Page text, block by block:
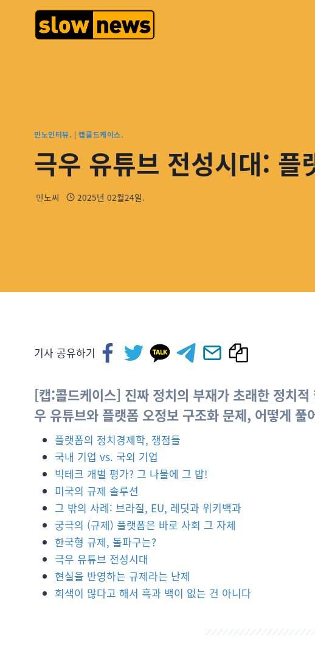
민노인터뷰. |캡콜드케이스.
극우 유튜브 전성시대: 플
민노씨 2025년 02월24일.
기사 공유하기
[캡:콜드케이스] 진짜 정치의 부재가 초래한 정치
우 유튜브와 플랫폼 오정보 구조화 문제, 어떻게
플랫폼의 정치경제학, 쟁점들
국내 기업 vs. 국외 기업
빅테크 개별 평가? 그 나물에 그 밥!
미국의 규제 솔루션
그 밖의 사례: 브라질, EU, 레딧과 위키백과
궁극의 (규제) 플랫폼은 바로 사회 그 자체
한국형 규제, 돌파구는?
극우 유튜브 전성시대
현실을 반영하는 규제라는 난제
회색이 많다고 해서 흑과 백이 없는 건 아니다